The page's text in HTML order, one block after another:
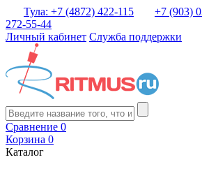
Тула: +7 (4872) 422-115 +7 (903)
272-55-44
Личный кабинет Служба поддержки
Сравнение 0
Корзина 0
Каталог